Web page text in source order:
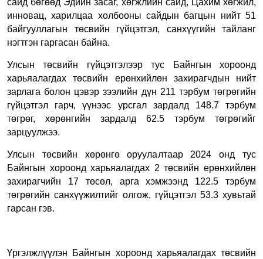
сайд бөгөөд Эдийн засаг, хөгжлийн сайд, Цахим хөгжил,
инновац, харилцаа холбооны сайдын багцын нийт 51
байгууллагын төсвийн гүйцэтгэл, санхүүгийн тайланг
нэгтгэн гаргасан байна.
Улсын төсвийн гүйцэтгэлээр тус Байнгын хороонд
харьяалагдах төсвийн ерөнхийлөн захирагчдын нийт
зарлага болон цэвэр зээлийн дүн 211 тэрбум төгрөгийн
гүйцэтгэл гарч, үүнээс урсгал зардалд 148.7 тэрбум
төгрөг, хөрөнгийн зардалд 62.5 тэрбум төгрөгийг
зарцуулжээ.
Улсын төсвийн хөрөнгө оруулалтаар 2024 онд тус
Байнгын хороонд харьяалагдах 2 төсвийн ерөнхийлөн
захирагчийн 17 төсөл, арга хэмжээнд 122.5 тэрбум
төгрөгийн санхүүжилтийг олгож, гүйцэтгэл 53.3 хувьтай
гарсан гэв.
Үргэлжлүүлэн Байнгын хороонд харьяалагдах төсвийн